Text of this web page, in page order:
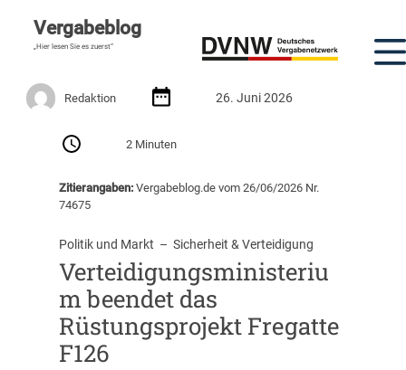
Vergabeblog
„Hier lesen Sie es zuerst“
Redaktion 26. Juni 2026
2 Minuten
Zitierangaben:Vergabeblog.de vom 26/06/2026 Nr.
74675
Politik und Markt
  –
Sicherheit & Verteidigung
Verteidigungsministeriu
m beendet das
Rüstungsprojekt Fregatte
F126